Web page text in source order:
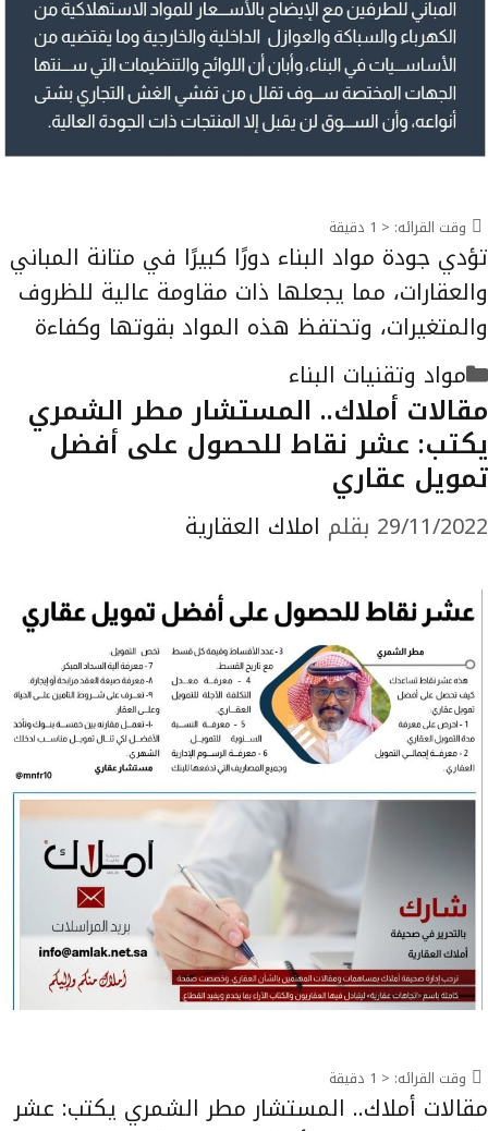
وقت القرائه: < 1 دقيقة
تؤدي جودة مواد البناء دورًا كبيرًا في متانة المباني
والعقارات، مما يجعلها ذات مقاومة عالية للظروف
والمتغيرات، وتحتفظ هذه المواد بقوتها وكفاءة
التصنيفات
مواد وتقنيات البناء
مقالات أملاك.. المستشار مطر الشمري
يكتب: عشر نقاط للحصول على أفضل
تمويل عقاري
29/11/2022 بقلم املاك العقارية
وقت القرائه: < 1 دقيقة
مقالات أملاك.. المستشار مطر الشمري يكتب: عشر